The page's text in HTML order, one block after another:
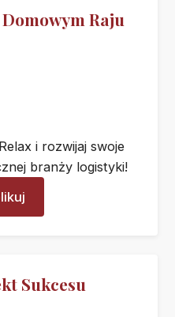
Raju
i rozwijaj swoje
branży logistyki!
Sukcesu